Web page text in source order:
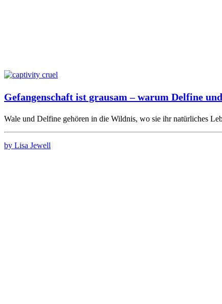
Gefangenschaft ist grausam – warum Delfine
Wale und Delfine gehören in die Wildnis, wo sie ihr natürliches
by Lisa Jewell